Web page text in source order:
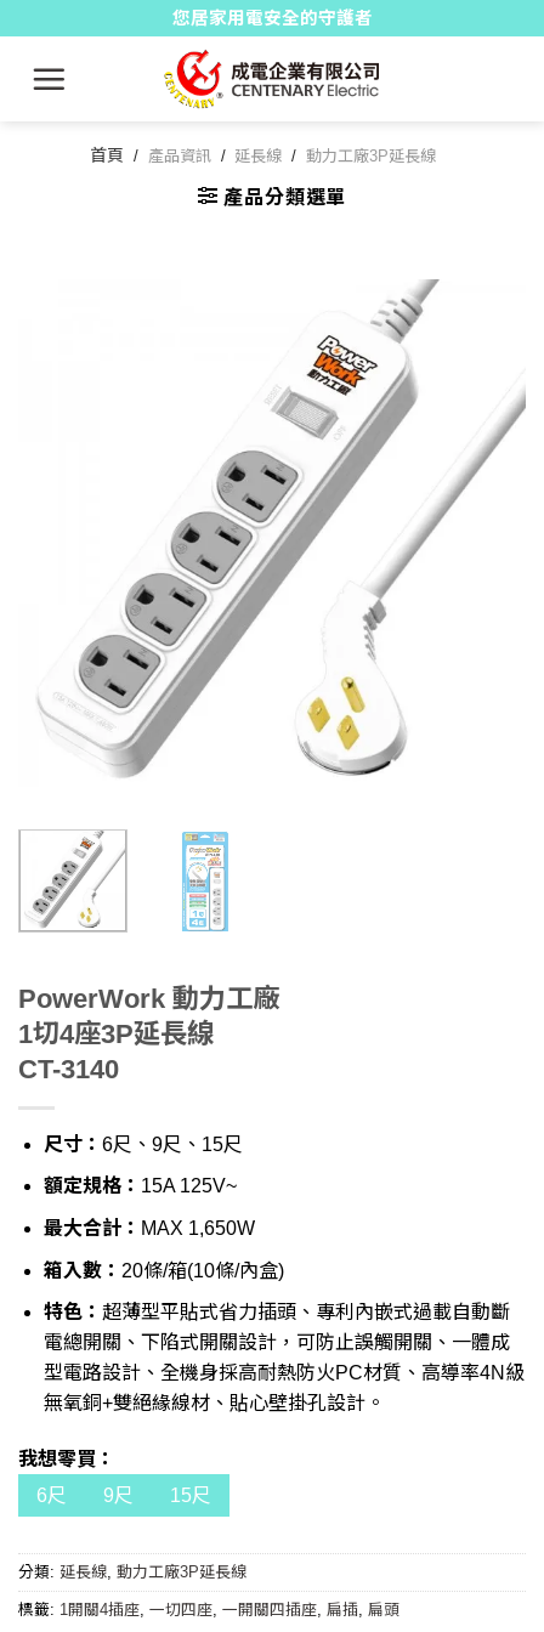
content
您居家用電安全的守護者
首頁 / 產品資訊 / 延長線 / 動力工廠3P延長線
產品分類選單
PowerWork 動力工廠
1切4座3P延長線
CT-3140
尺寸： 6尺、9尺、15尺
額定規格： 15A 125V~
最大合計： MAX 1,650W
箱入數： 20條/箱(10條/內盒)
特色： 超薄型平貼式省力插頭、專利內嵌式過載自動斷
電總開關、下陷式開關設計，可防止誤觸開關、一體成
型電路設計、全機身採高耐熱防火PC材質、高導率4N級
無氧銅+雙絕緣線材、貼心壁掛孔設計。
我想零買：
6尺
9尺 15尺
分類: 延長線, 動力工廠3P延長線
標籤: 1開關4插座, 一切四座, 一開關四插座, 扁插, 扁頭